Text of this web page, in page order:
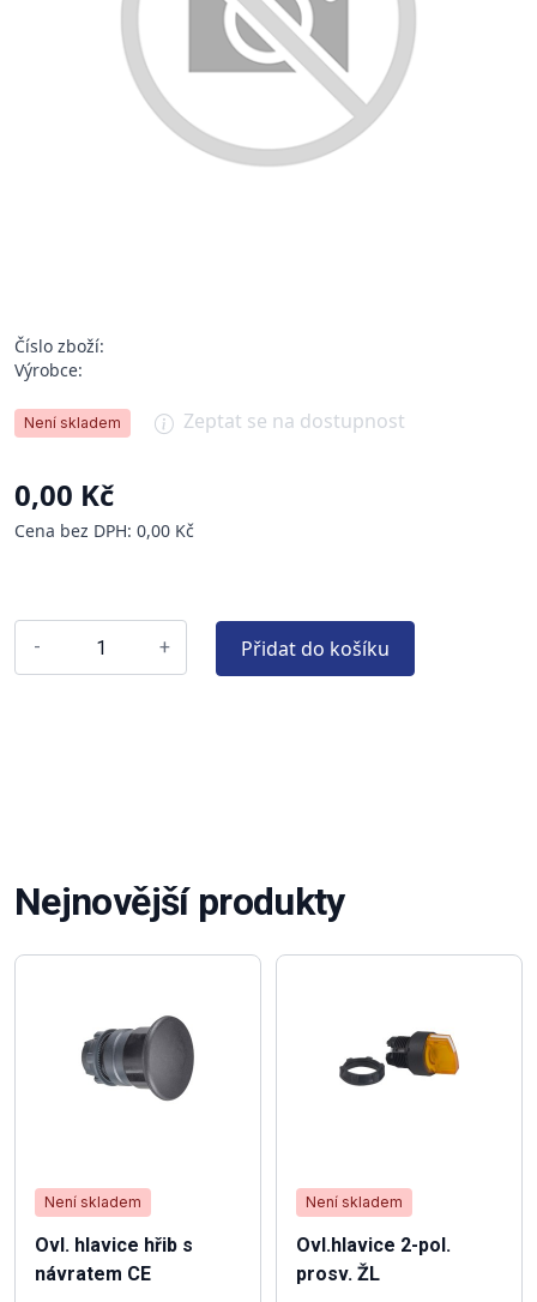
Číslo zboží:
Výrobce:
Není skladem Zeptat se na dostupnost
0,00 Kč
Cena bez DPH: 0,00 Kč
- + Přidat do košíku
Nejnovější produkty
Není skladem
Ovl. hlavice hřib s
návratem CE
Není skladem
Ovl.hlavice 2-pol.
prosv. ŽL